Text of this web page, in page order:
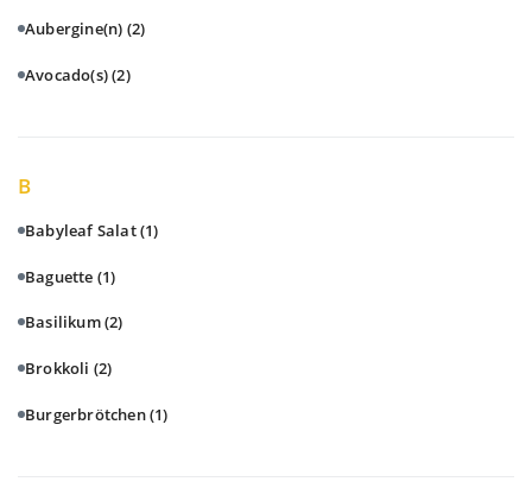
Aubergine(n) (2)
Avocado(s)(2)
B
Babyleaf Salat(1)
Baguette (1)
Basilikum(2)
Brokkoli (2)
Burgerbrötchen(1)